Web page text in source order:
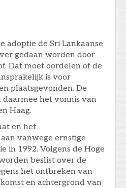
adoptie de Sri Lankaanse
gedaan worden door
Dat moet oordelen of de
is voor
plaatsgevonden. De
het vonnis van
Haag.
en het
vanwege ernstige
in 1992. Volgens de Hoge
beslist over de
het ontbreken van
en achtergrond van